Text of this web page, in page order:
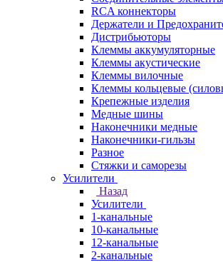
RCA коннекторы
Держатели и
Дистрибьюторы
Клеммы аккумуляторные
Клеммы акустические
Клеммы вилочные
Клеммы кольцевые
Крепежные изделия
Медные шины
Наконечники медные
Наконечники-гильзы
Разное
Стяжки и саморезы
Усилители
Назад
Усилители
1-канальные
10-канальные
12-канальные
2-канальные